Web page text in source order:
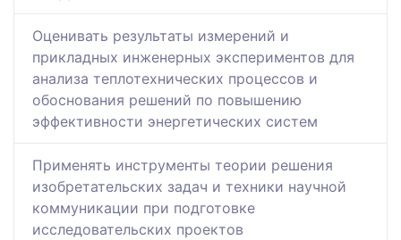
Оценивать результаты измерений и
прикладных инженерных экспериментов для
анализа теплотехнических процессов и
обоснования решений по повышению
эффективности энергетических систем
Применять инструменты теории решения
изобретательских задач и техники научной
коммуникации при подготовке
исследовательских проектов